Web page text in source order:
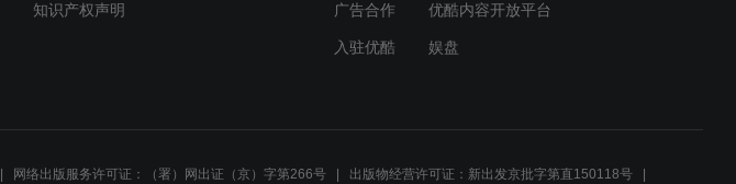
知识产权声明 广告合作 优酷内容开放平台
入驻优酷 娱盘
网络出版服务许可证：（署）网出证（京）字第266号 出版物经营许可证：新出发京批字第直150118号